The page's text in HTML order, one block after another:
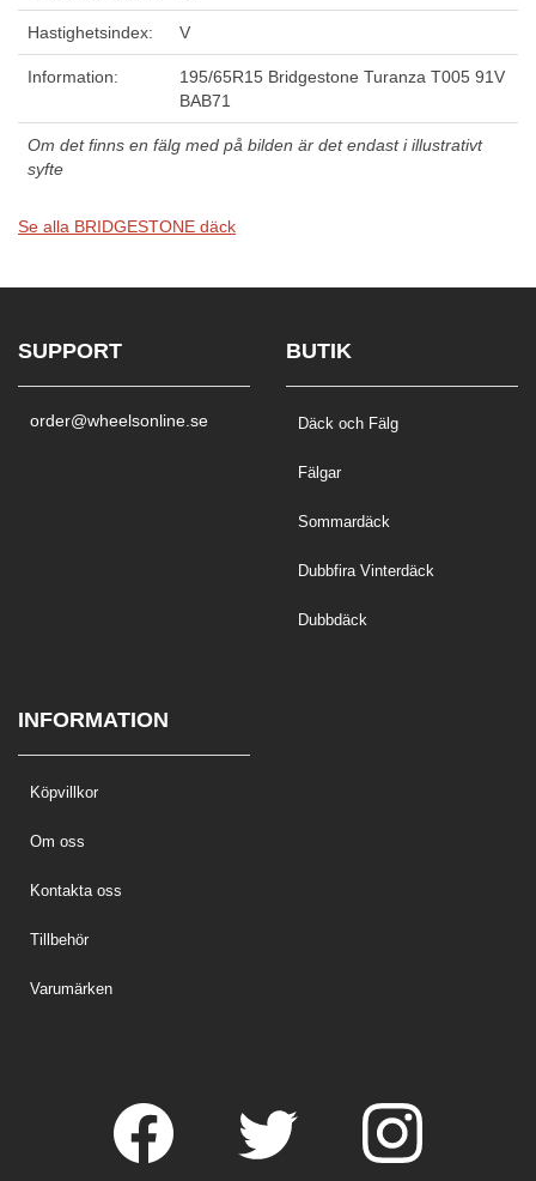
Hastighetsindex: V
Information:
195/65R15 Bridgestone Turanza T005 91V
BAB71
Om det finns en fälg med på bilden är det endast i illustrativt
syfte
Se alla BRIDGESTONE däck
SUPPORT
order@wheelsonline.se
BUTIK
Däck och Fälg
Fälgar
Sommardäck
Dubbfira Vinterdäck
Dubbdäck
INFORMATION
Köpvillkor
Om oss
Kontakta oss
Tillbehör
Varumärken